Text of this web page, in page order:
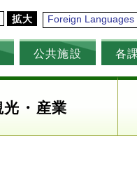
拡大 Foreign Languages
公共施設 各
光・産業